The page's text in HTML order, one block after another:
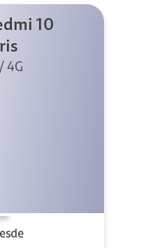
10
4G